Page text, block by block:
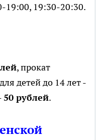
19:00, 19:30-20:30.
, прокат
детей до 14 лет -
50 рублей.